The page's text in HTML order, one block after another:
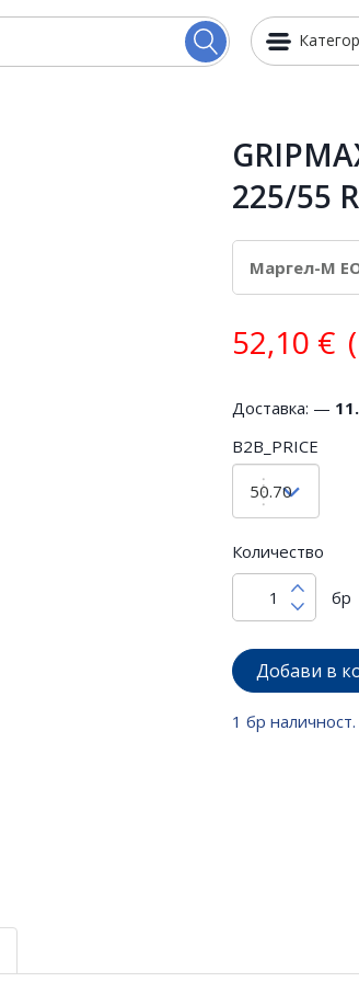
225/55
52,10 €
Доставка: —
B2B_PRICE
Количество
бр
Добави в
1 бр наличност.